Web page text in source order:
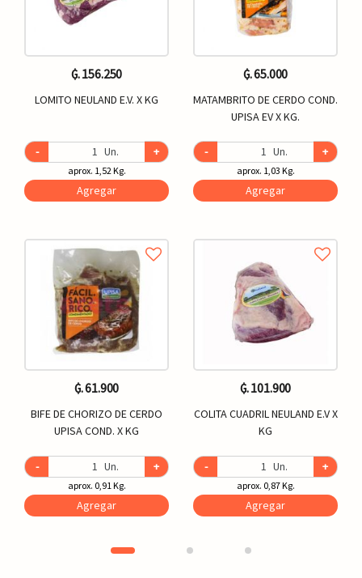
₲. 156.250
LOMITO NEULAND E.V. X KG
- Un. +
aprox. 1,52 Kg.
Agregar
₲. 61.900
BIFE DE CHORIZO DE CERDO
UPISA COND. X KG
- Un. +
aprox. 0,91 Kg.
Agregar
₲. 65.000
MATAMBRITO DE CERDO COND.
UPISA EV X KG.
- Un. +
aprox. 1,03 Kg.
Agregar
₲. 101.900
COLITA CUADRIL NEULAND E.V X
KG
- Un. +
aprox. 0,87 Kg.
Agregar